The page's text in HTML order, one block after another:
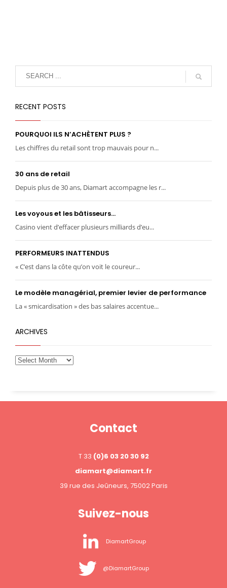
RECENT POSTS
POURQUOI ILS N’ACHÈTENT PLUS ?
Les chiffres du retail sont trop mauvais pour n...
30 ans de retail
Depuis plus de 30 ans, Diamart accompagne les r...
Les voyous et les bâtisseurs…
Casino vient d’effacer plusieurs milliards d’eu...
PERFORMEURS INATTENDUS
« C’est dans la côte qu’on voit le coureur...
Le modèle managérial, premier levier de performance
La « smicardisation » des bas salaires accentue...
ARCHIVES
Contact
T 33 (0)6 03 20 30 92
diamart@diamart.fr
39 rue des Jeûneurs, 75002 Paris
Suivez-nous
DiamartGroup
@DiamartGroup